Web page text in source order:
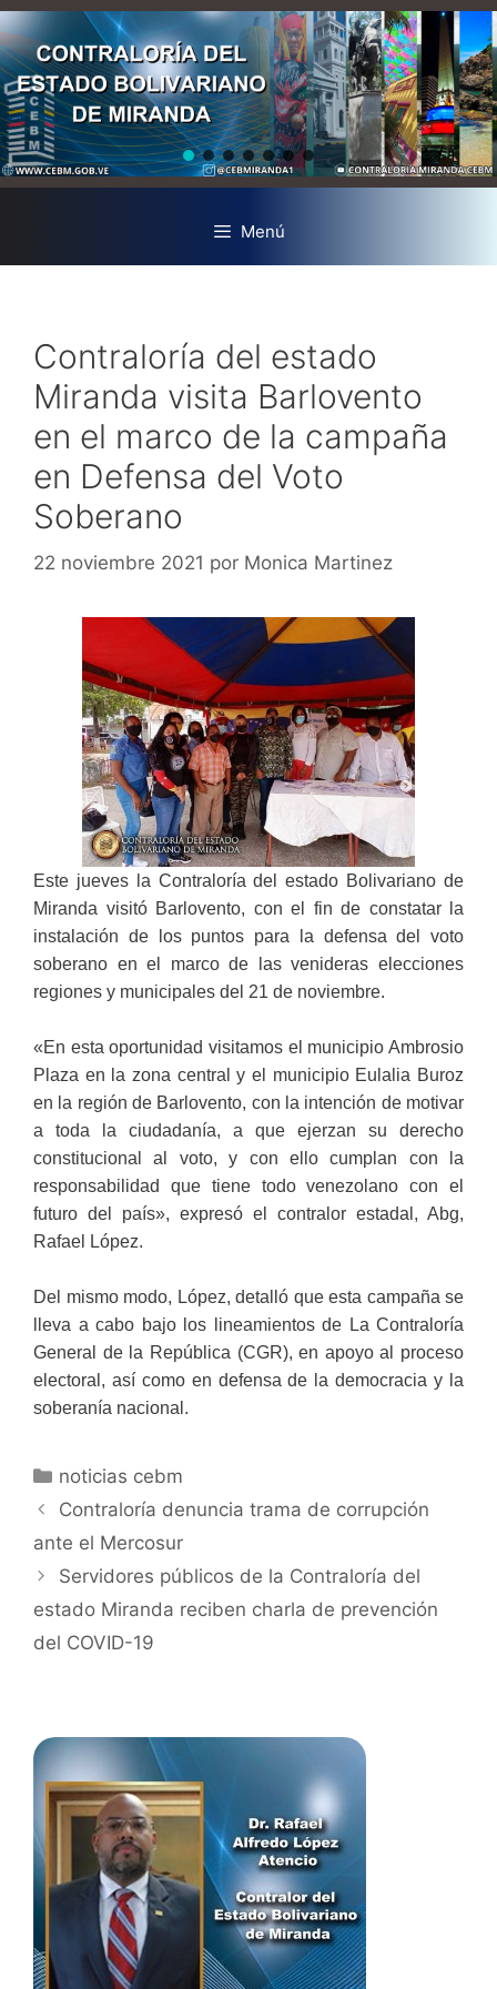
Menú
Contraloría del estado
Miranda visita Barlovento
en el marco de la campaña
en Defensa del Voto
Soberano
22 noviembre 2021 por Monica Martinez
Este jueves la Contraloría del estado Bolivariano de
Miranda visitó Barlovento, con el fin de constatar la
instalación de los puntos para la defensa del voto
soberano en el marco de las venideras elecciones
regiones y municipales del 21 de noviembre.
«En esta oportunidad visitamos el municipio Ambrosio
Plaza en la zona central y el municipio Eulalia Buroz
en la región de Barlovento, con la intención de motivar
a toda la ciudadanía, a que ejerzan su derecho
constitucional al voto, y con ello cumplan con la
responsabilidad que tiene todo venezolano con el
futuro del país», expresó el contralor estadal, Abg,
Rafael López.
Del mismo modo, López, detalló que esta campaña se
lleva a cabo bajo los lineamientos de La Contraloría
General de la República (CGR), en apoyo al proceso
electoral, así como en defensa de la democracia y la
soberanía nacional.
noticias cebm
Contraloría denuncia trama de corrupción
ante el Mercosur
Servidores públicos de la Contraloría del
estado Miranda reciben charla de prevención
del COVID-19